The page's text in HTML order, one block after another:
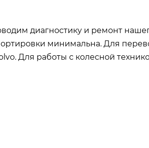
диагностику и ремонт
минимальна. Для
Для работы с колесной